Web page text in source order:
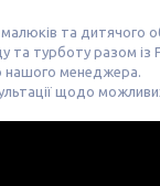
та дитячого
та турботу разом із
нашого менеджера.
щодо